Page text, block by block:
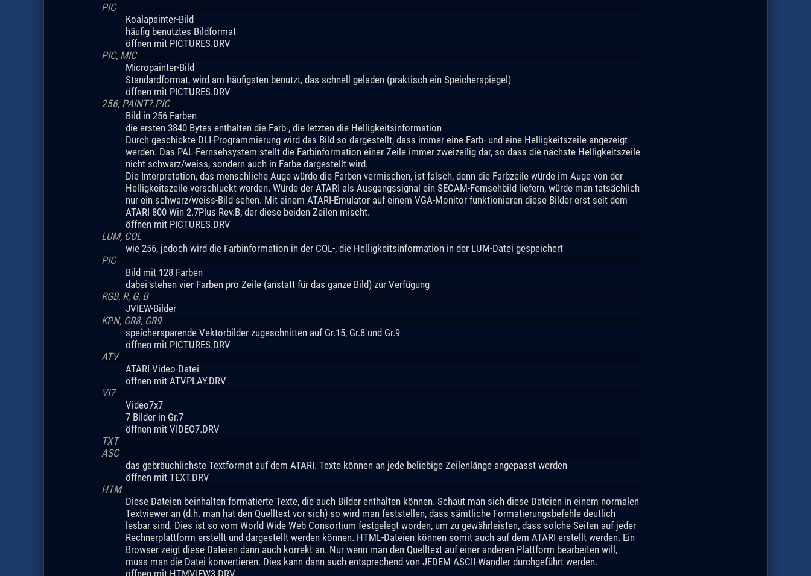
PIC
Koalapainter-Bild
häufig benutztes Bildformat
öffnen mit PICTURES.DRV
PIC, MIC
Micropainter-Bild
Standardformat, wird am häufigsten benutzt, das schnell geladen (praktisch ein Speicherspiegel)
öffnen mit PICTURES.DRV
256, PAINT?.PIC
Bild in 256 Farben
die ersten 3840 Bytes enthalten die Farb-, die letzten die Helligkeitsinformation
Durch geschickte DLI-Programmierung wird das Bild so dargestellt, dass immer eine Farb- und eine Helligkeitszeile angezeigt
werden. Das PAL-Fernsehsystem stellt die Farbinformation einer Zeile immer zweizeilig dar, so dass die nächste Helligkeitszeile
nicht schwarz/weiss, sondern auch in Farbe dargestellt wird.
Die Interpretation, das menschliche Auge würde die Farben vermischen, ist falsch, denn die Farbzeile würde im Auge von der
Helligkeitszeile verschluckt werden. Würde der ATARI als Ausgangssignal ein SECAM-Fernsehbild liefern, würde man tatsächlich
nur ein schwarz/weiss-Bild sehen. Mit einem ATARI-Emulator auf einem VGA-Monitor funktionieren diese Bilder erst seit dem
ATARI 800 Win 2.7Plus Rev.B, der diese beiden Zeilen mischt.
öffnen mit PICTURES.DRV
LUM, COL
wie 256, jedoch wird die Farbinformation in der COL-, die Helligkeitsinformation in der LUM-Datei gespeichert
PIC
Bild mit 128 Farben
dabei stehen vier Farben pro Zeile (anstatt für das ganze Bild) zur Verfügung
RGB, R, G, B
JVIEW-Bilder
KPN, GR8, GR9
speichersparende Vektorbilder zugeschnitten auf Gr.15, Gr.8 und Gr.9
öffnen mit PICTURES.DRV
ATV
ATARI-Video-Datei
öffnen mit ATVPLAY.DRV
VI7
Video7x7
7 Bilder in Gr.7
öffnen mit VIDEO7.DRV
TXT
ASC
das gebräuchlichste Textformat auf dem ATARI. Texte können an jede beliebige Zeilenlänge angepasst werden
öffnen mit TEXT.DRV
HTM
Diese Dateien beinhalten formatierte Texte, die auch Bilder enthalten können. Schaut man sich diese Dateien in einem normalen
Textviewer an (d.h. man hat den Quelltext vor sich) so wird man feststellen, dass sämtliche Formatierungsbefehle deutlich
lesbar sind. Dies ist so vom World Wide Web Consortium festgelegt worden, um zu gewährleisten, dass solche Seiten auf jeder
Rechnerplattform erstellt und dargestellt werden können. HTML-Dateien können somit auch auf dem ATARI erstellt werden. Ein
Browser zeigt diese Dateien dann auch korrekt an. Nur wenn man den Quelltext auf einer anderen Plattform bearbeiten will,
muss man die Datei konvertieren. Dies kann dann auch entsprechend von JEDEM ASCII-Wandler durchgeführt werden.
öffnen mit HTMVIEW3.DRV